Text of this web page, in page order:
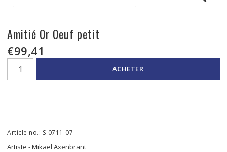
Amitié Or Oeuf petit
€99,41
ACHETER
Article no.: S-0711-07
Artiste - Mikael Axenbrant